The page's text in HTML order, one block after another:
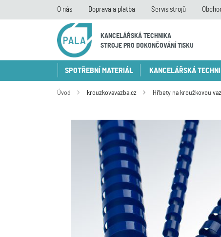
O nás Doprava a platba Servis strojů
KANCELÁŘSKÁ TECHNIKA
STROJE PRO DOKONČOVÁNÍ TISKU
SPOTŘEBNÍ MATERIÁL KANCELÁŘSKÁ
Úvod krouzkovavazba.cz Hřbety na kroužkovou